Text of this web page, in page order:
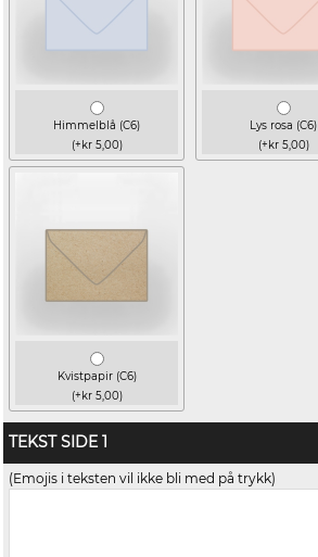
Himmelblå (C6)
(+kr 5,00)
Lys rosa (C6)
(+kr 5,00)
Kvistpapir (C6)
(+kr 5,00)
TEKST SIDE 1
(Emojis i teksten vil ikke bli med på trykk)